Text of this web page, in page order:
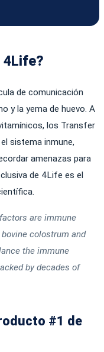
4Life?
de comunicación
y la yema de huevo. A
los Transfer
el sistema inmune,
amenazas para
de 4Life es el
are immune
colostrum and
the immune
by decades of
#1 de